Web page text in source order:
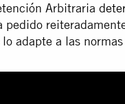
Arbitraria
adapte a las